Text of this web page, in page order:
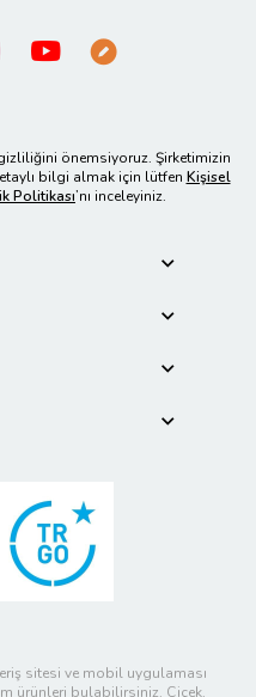
önemsiyoruz. Şirketimizin
bilgi almak için lütfen Kişisel
Politikası’nı inceleyiniz.
sitesi ve mobil uygulaması
ürünleri bulabilirsiniz. Çiçek,